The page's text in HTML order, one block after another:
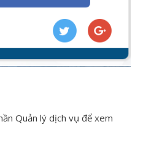
Quản lý dịch vụ để xem